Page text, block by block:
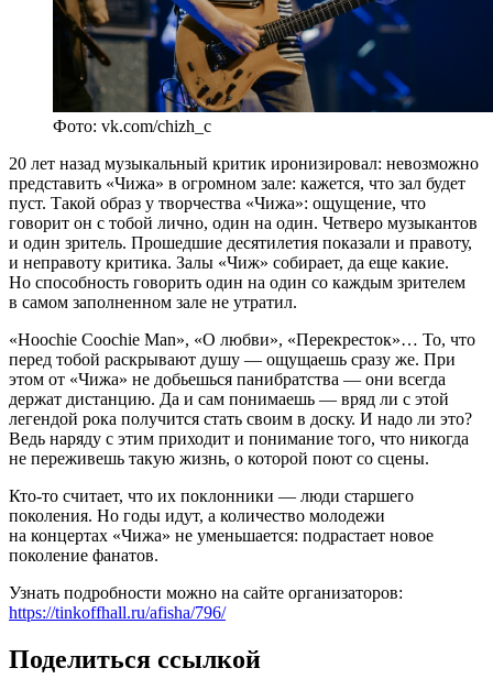
Фото: vk.com/chizh_c
20 лет назад музыкальный критик иронизировал: невозможно
представить «Чижа» в огромном зале: кажется, что зал будет
пуст. Такой образ у творчества «Чижа»: ощущение, что
говорит он с тобой лично, один на один. Четверо музыкантов
и один зритель. Прошедшие десятилетия показали и правоту,
и неправоту критика. Залы «Чиж» собирает, да еще какие.
Но способность говорить один на один со каждым зрителем
в самом заполненном зале не утратил.
«Hoochie Coochie Man», «О любви», «Перекресток»… То, что
перед тобой раскрывают душу — ощущаешь сразу же. При
этом от «Чижа» не добьешься панибратства — они всегда
держат дистанцию. Да и сам понимаешь — вряд ли с этой
легендой рока получится стать своим в доску. И надо ли это?
Ведь наряду с этим приходит и понимание того, что никогда
не переживешь такую жизнь, о которой поют со сцены.
Кто-то считает, что их поклонники — люди старшего
поколения. Но годы идут, а количество молодежи
на концертах «Чижа» не уменьшается: подрастает новое
поколение фанатов.
Узнать подробности можно на сайте организаторов:
https://tinkoffhall.ru/afisha/796/
Поделиться ссылкой